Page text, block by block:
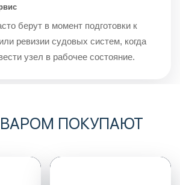
берут в момент подготовки к
ревизии судовых систем, когда
узел в рабочее состояние.
ПОКУПАЮТ